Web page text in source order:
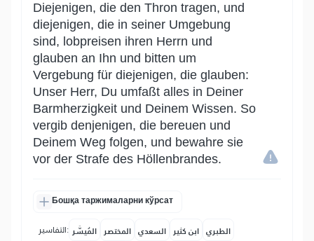
Diejenigen, die den Thron tragen, und
diejenigen, die in seiner Umgebung
sind, lobpreisen ihren Herrn und
glauben an Ihn und bitten um
Vergebung für diejenigen, die glauben:
Unser Herr, Du umfaßt alles in Deiner
Barmherzigkeit und Deinem Wissen. So
vergib denjenigen, die bereuen und
Deinem Weg folgen, und bewahre sie
vor der Strafe des Höllenbrandes.
Бошқа таржималарни кўрсат
التفاسير: المُيسَّر المختصر السعدي ابن كثير الطبري